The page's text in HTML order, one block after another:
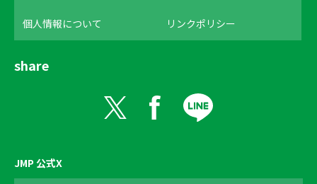
個人情報について リンクポリシー
share
JMP 公式X